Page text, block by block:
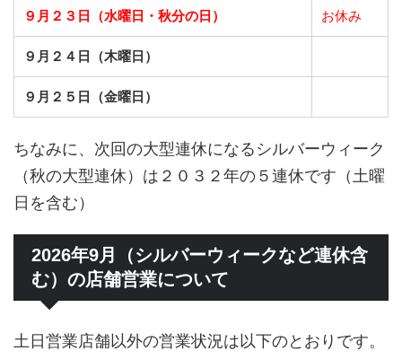
９月２３日（水曜日・秋分の日） お休み
９月２４日（木曜日）
９月２５日（金曜日）
ちなみに、次回の大型連休になるシルバーウィーク
（秋の大型連休）は２０３２年の５連休です（土曜
日を含む）
2026年9月（シルバーウィークなど連休含
む）の店舗営業について
土日営業店舗以外の営業状況は以下のとおりです。